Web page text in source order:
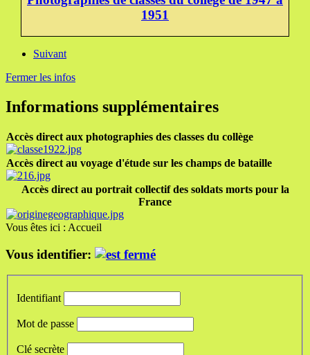
1951
Suivant
Fermer les infos
Informations supplémentaires
Accès direct aux photographies des classes du collège
Accès direct au voyage d'étude sur les champs de bataille
Accès direct au portrait collectif des soldats morts pour la
France
Vous êtes ici : Accueil
Vous identifier:
Identifiant
Mot de passe
Clé secrète